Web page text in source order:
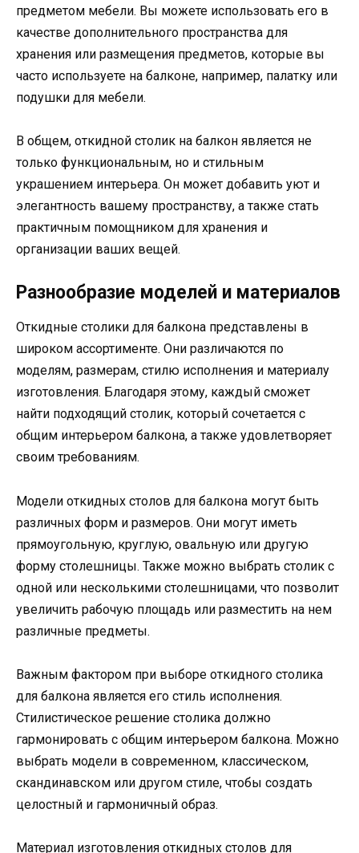
предметом мебели. Вы можете использовать его в
качестве дополнительного пространства для
хранения или размещения предметов, которые вы
часто используете на балконе, например, палатку или
подушки для мебели.
В общем, откидной столик на балкон является не
только функциональным, но и стильным
украшением интерьера. Он может добавить уют и
элегантность вашему пространству, а также стать
практичным помощником для хранения и
организации ваших вещей.
Разнообразие моделей и материалов
Откидные столики для балкона представлены в
широком ассортименте. Они различаются по
моделям, размерам, стилю исполнения и материалу
изготовления. Благодаря этому, каждый сможет
найти подходящий столик, который сочетается с
общим интерьером балкона, а также удовлетворяет
своим требованиям.
Модели откидных столов для балкона могут быть
различных форм и размеров. Они могут иметь
прямоугольную, круглую, овальную или другую
форму столешницы. Также можно выбрать столик с
одной или несколькими столешницами, что позволит
увеличить рабочую площадь или разместить на нем
различные предметы.
Важным фактором при выборе откидного столика
для балкона является его стиль исполнения.
Стилистическое решение столика должно
гармонировать с общим интерьером балкона. Можно
выбрать модели в современном, классическом,
скандинавском или другом стиле, чтобы создать
целостный и гармоничный образ.
Материал изготовления откидных столов для